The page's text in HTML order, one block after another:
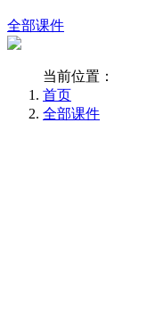
全部课件
当前位置：
首页
全部课件